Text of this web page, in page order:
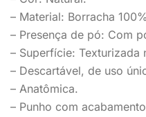
– Material: Borracha
– Presença de pó: Com
– Superfície: Texturizada
– Descartável, de uso
– Anatômica.
– Punho com